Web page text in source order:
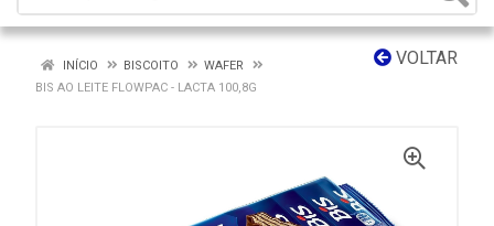
VOLTAR
INÍCIO BISCOITO
WAFER
BIS AO LEITE FLOWPAC - LACTA 100,8G